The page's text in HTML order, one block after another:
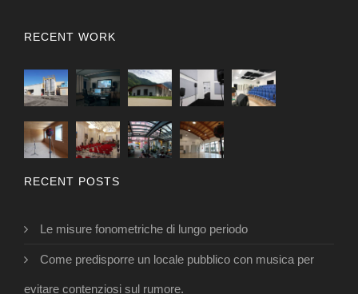
RECENT WORK
RECENT POSTS
Le misure fonometriche di lungo periodo
Come predisporre un locale pubblico con musica per
evitare contenziosi sul rumore.